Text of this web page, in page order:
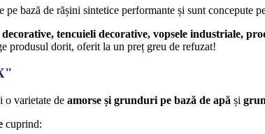
bază de rășini sintetice performante și sunt concepute
decorative, tencuieli decorative, vopsele industriale,
produsul dorit, oferit la un preț greu de refuzat!
o varietate de amorse și grunduri pe bază de apă și
cuprind: